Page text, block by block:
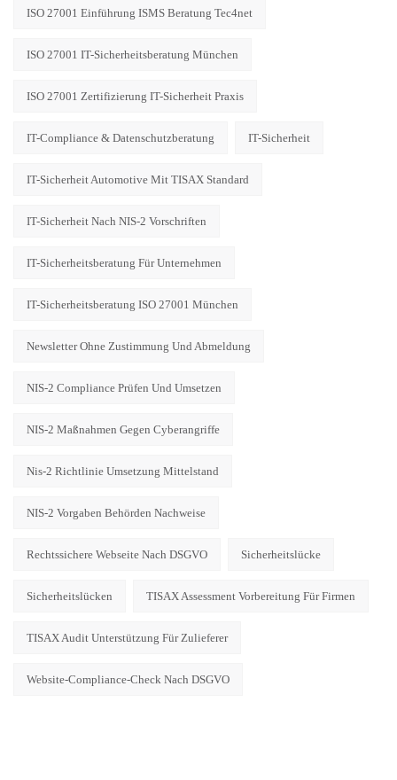
ISO 27001 Einführung ISMS Beratung Tec4net
ISO 27001 IT-Sicherheitsberatung München
ISO 27001 Zertifizierung IT-Sicherheit Praxis
IT-Compliance & Datenschutzberatung IT-Sicherheit
IT-Sicherheit Automotive Mit TISAX Standard
IT-Sicherheit Nach NIS-2 Vorschriften
IT-Sicherheitsberatung Für Unternehmen
IT-Sicherheitsberatung ISO 27001 München
Newsletter Ohne Zustimmung Und Abmeldung
NIS-2 Compliance Prüfen Und Umsetzen
NIS-2 Maßnahmen Gegen Cyberangriffe
Nis-2 Richtlinie Umsetzung Mittelstand
NIS-2 Vorgaben Behörden Nachweise
Rechtssichere Webseite Nach DSGVO Sicherheitslücke
Sicherheitslücken TISAX Assessment Vorbereitung Für Firmen
TISAX Audit Unterstützung Für Zulieferer
Website-Compliance-Check Nach DSGVO